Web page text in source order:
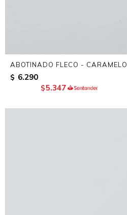
ABOTINADO FLECO - CARAMELO
$ 6.290
$5.347